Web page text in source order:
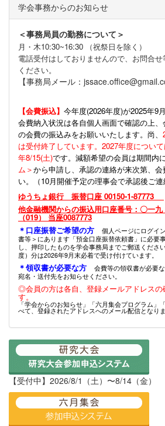
学会事務からのお知らせ
＜事務局員の勤務について＞
月・木10:30~16:30 （祝祭日を除く）
電話受付はしておりませんので、お問合
ください。
【事務局メール：
【会費振込】 今年度(2026年度)が2025年9
会費納入状況は各自個人画面で確認の上
の会費の振込みをお願いいたします。尚、
は受付終了しています。2027年度につい
年8/15(土)です。減額希望の会員は期間内
ム＞から申請し、承認の連絡が来次第、
い。（10月開催予定の理事会で承認後ご連
ゆうちょ銀行 振替口座 00150-1-87773
他金融機関からの振込用口座番号：〇一
（019） 当座0087773
＊口座振替ご希望の方
個人ページにログイ
書等＞にあります「預金口座振替依頼書」に必要
し、押印したものを学会事務局までご郵送くださ
度）分は2026年9月末必着で受け付けています。
＊領収書が必要な方
会費等の領収書が必要
宛名・送付先をお知らせください。
◎会員の方は各自、登録メールアドレスの
す。
「学会からのお知らせ」「六月集会プログラム」
べて、登録されたアドレスへのメール配信となり
【受付中】2026/8/1（土）〜8/14（金）